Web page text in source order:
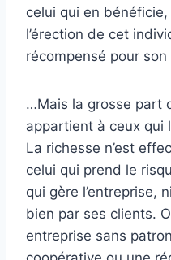
celui qui en
l’érection de cet
récompensé pour son
…Mais la grosse part
appartient à ceux qui
La richesse n’est
celui qui prend le
qui gère l’entreprise,
bien par ses clients.
entreprise sans